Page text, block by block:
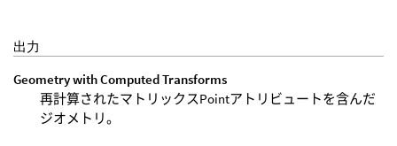
出力
Geometry with Computed Transforms
再計算されたマトリックスPointアトリビュートを含んだ
ジオメトリ。